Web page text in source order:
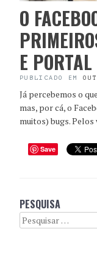
O
E
PUBLICADO EM
Já percebemos o
mas, por cá, o
muitos) bugs.
Save
PESQUISA
Search